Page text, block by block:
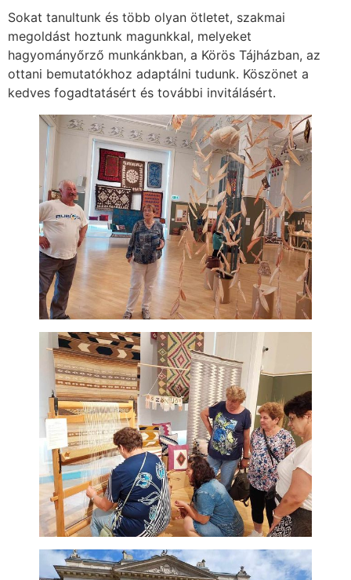
Sokat tanultunk és több olyan ötletet, szakmai
megoldást hoztunk magunkkal, melyeket
hagyományőrző munkánkban, a Körös Tájházban, az
ottani bemutatókhoz adaptálni tudunk. Köszönet a
kedves fogadtatásért és további invitálásért.